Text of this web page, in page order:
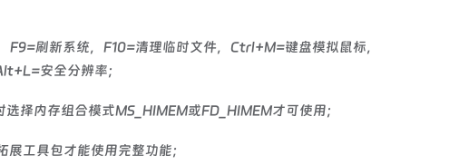
刷新系统，F10=清理临时文件，Ctrl+M=键盘模拟鼠标，
安全分辨率；
内存组合模式MS_HIMEM或FD_HIMEM才可使用；
工具包才能使用完整功能；